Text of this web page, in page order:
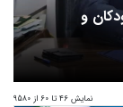
و
نمایش 46 تا 60 از 9580